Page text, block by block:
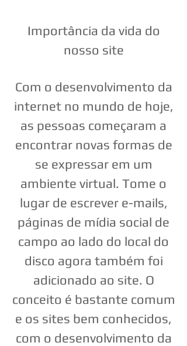
Importância da vida do
nosso site
Com o desenvolvimento da
internet no mundo de hoje,
as pessoas começaram a
encontrar novas formas de
se expressar em um
ambiente virtual. Tome o
lugar de escrever e-mails,
páginas de mídia social de
campo ao lado do local do
disco agora também foi
adicionado ao site. O
conceito é bastante comum
e os sites bem conhecidos,
com o desenvolvimento da